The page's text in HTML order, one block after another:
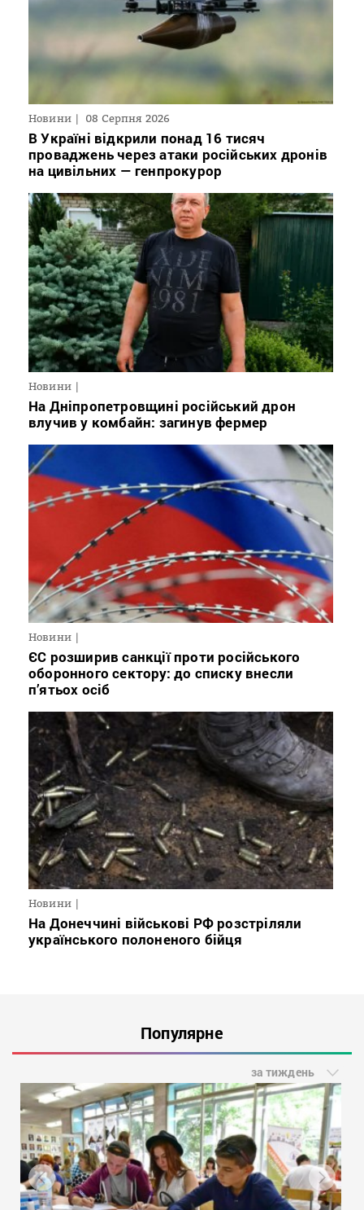
Новини 08 Серпня 2026
В Україні відкрили понад 16 тисяч
проваджень через атаки російських дронів
на цивільних — генпрокурор
Новини
На Дніпропетровщині російський дрон
влучив у комбайн: загинув фермер
Новини
ЄС розширив санкції проти російського
оборонного сектору: до списку внесли
п’ятьох осіб
Новини
На Донеччині військові РФ розстріляли
українського полоненого бійця
Популярне
за тиждень